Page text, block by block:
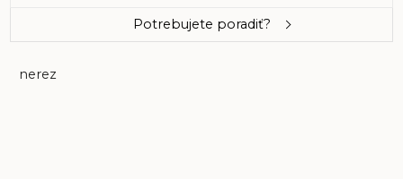
Potrebujete poradiť?
nerez